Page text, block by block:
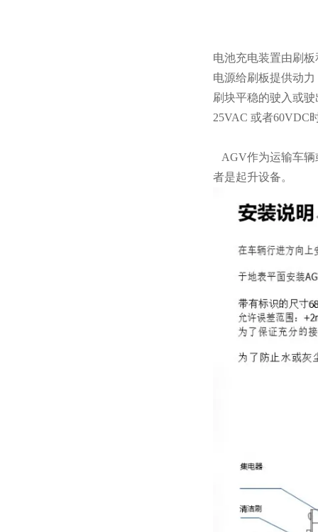
电池充电装置由刷
电源给刷板提供动
刷块平稳的驶入或
25VAC 或者60VDC
AGV作为运输车辆
者是起升设备。